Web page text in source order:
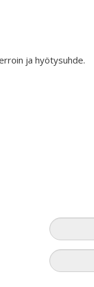
ja hyötysuhde.